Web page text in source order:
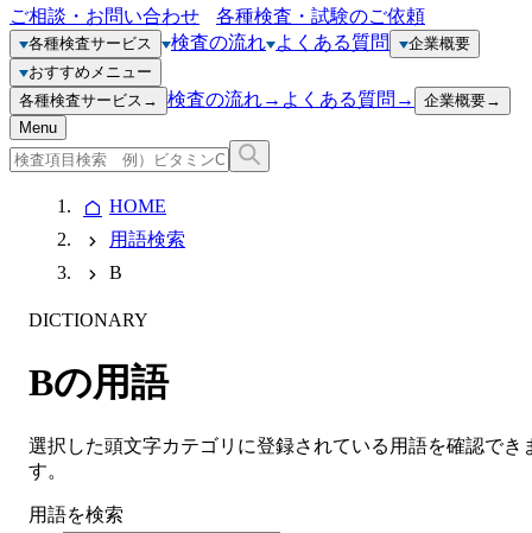
ご相談・お問い合わせ 各種検査・試験のご依頼
各種検査サービス 検査の流れ よくある質問
企業概要
おすすめメニュー
各種検査サービス → 検査の流れ→ よくある質問 → 企業概要→
Menu
HOME
用語検索
B
DICTIONARY
Bの用語
選択した頭文字カテゴリに登録されている用語を確認でき
す。
用語を検索